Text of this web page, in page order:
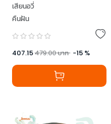
เสียนอวี่
คืนฝัน
407.15479.00บาท -15 %